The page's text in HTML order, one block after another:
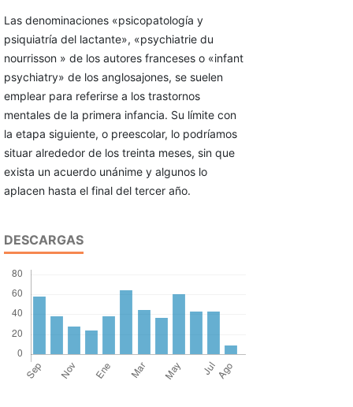
Las denominaciones «psicopatología y
psiquiatría del lactante», «psychiatrie du
nourrisson » de los autores franceses o «infant
psychiatry» de los anglosajones, se suelen
emplear para referirse a los trastornos
mentales de la primera infancia. Su límite con
la etapa siguiente, o preescolar, lo podríamos
situar alrededor de los treinta meses, sin que
exista un acuerdo unánime y algunos lo
aplacen hasta el final del tercer año.
DESCARGAS